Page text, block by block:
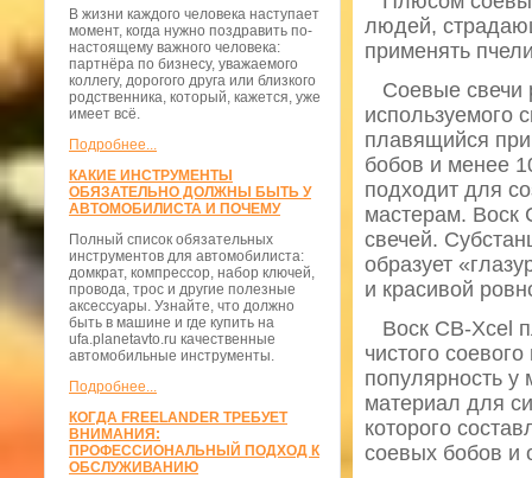
В жизни каждого человека наступает
момент, когда нужно поздравить по-
настоящему важного человека:
партнёра по бизнесу, уважаемого
коллегу, дорогого друга или близкого
родственника, который, кажется, уже
имеет всё.
Подробнее...
КАКИЕ ИНСТРУМЕНТЫ
ОБЯЗАТЕЛЬНО ДОЛЖНЫ БЫТЬ У
АВТОМОБИЛИСТА И ПОЧЕМУ
Полный список обязательных
инструментов для автомобилиста:
домкрат, компрессор, набор ключей,
провода, трос и другие полезные
аксессуары. Узнайте, что должно
быть в машине и где купить на
ufa.planetavto.ru качественные
автомобильные инструменты.
Подробнее...
КОГДА FREELANDER ТРЕБУЕТ
ВНИМАНИЯ:
ПРОФЕССИОНАЛЬНЫЙ ПОДХОД К
ОБСЛУЖИВАНИЮ
людей,
применять
Соевые свечи
используемого
плавящийся
бобов и менее
подходит для
мастерам. Воск
свечей.
образует
и красивой
Воск СВ-Xcel
чистого
популярность у
материал для
которого
соевых бобов и